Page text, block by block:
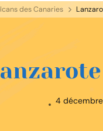
des Canaries
4